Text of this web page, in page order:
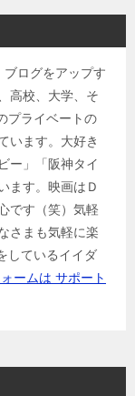
ログをアップす
高校、大学、そ
プライベートの
います。大好き
ー」「阪神タイ
ます。映画はＤ
です（笑）気軽
さまも気軽に楽
しているイイダ
ームは サポート